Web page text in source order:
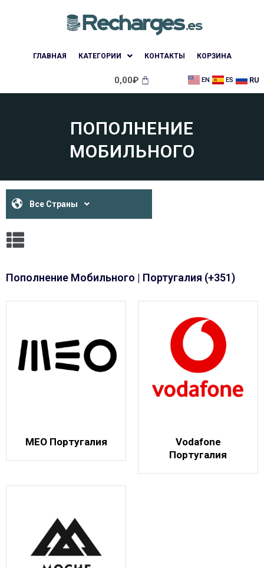
ГЛАВНАЯ КАТЕГОРИИ КОНТАКТЫ КОРЗИНА
0,00₽ EN ES RU
ПОПОЛНЕНИЕ
МОБИЛЬНОГО
Все Страны
Пополнение Мобильного | Португалия (+351)
MEO Португалия
Vodafone
Португалия